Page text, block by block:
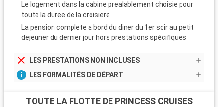
Le logement dans la cabine prealablement choisie pour
toute la duree de la croisiere
La pension complete a bord du diner du 1er soir au petit
dejeuner du dernier jour hors prestations spécifiques
LES PRESTATIONS NON INCLUSES
LES FORMALITÉS DE DÉPART
TOUTE LA FLOTTE DE PRINCESS CRUISES